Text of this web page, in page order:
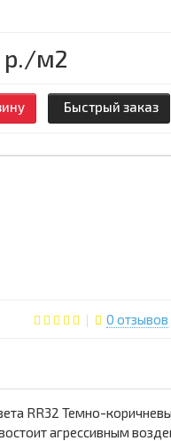
/м2
Быстрый заказ
0 отзывов
RR32 Темно-
агрессивным